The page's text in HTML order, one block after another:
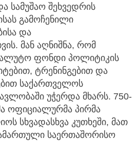
სამუშაო შეხვედრის
გამოჩენილი
და
მან აღნიშნა, რომ
ფონდი პოლიტიკის
ტრენინგებით და
საქართველოს
უჭერდა მხარს. 750-
ოფიციალურმა პირმა
სხვადასხვა კუთხეში, მათ
საერთაშორისო